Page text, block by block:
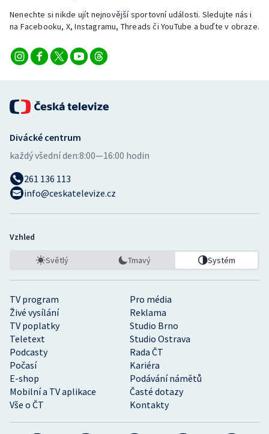
Nenechte si nikde ujít nejnovější sportovní události. Sledujte nás i
na Facebooku, X, Instagramu, Threads či YouTube a buďte v obraze.
TV program
Pro média
Živé vysílání
Reklama
TV poplatky
Studio Brno
Teletext
Studio Ostrava
Podcasty
Rada ČT
Počasí
Kariéra
E-shop
Podávání námětů
Mobilní a TV aplikace
Časté dotazy
Vše o ČT
Kontakty
Divácké centrum
každý všední den:8:00—16:00 hodin
261 136 113
info@ceskatelevize.cz
Vzhled
Světlý Tmavý Systém